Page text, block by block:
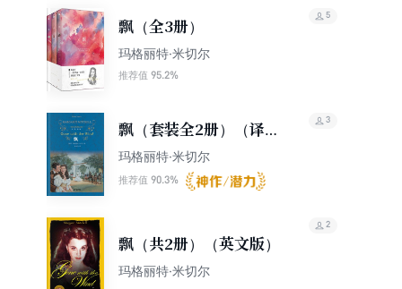
飘（全3册）
玛格丽特·米切尔
推荐值 95.2%
5
飘（套装全2册）（译林
名著精选）
玛格丽特·米切尔
推荐值 90.3%
3
飘（共2册）（英文版）
玛格丽特·米切尔
2